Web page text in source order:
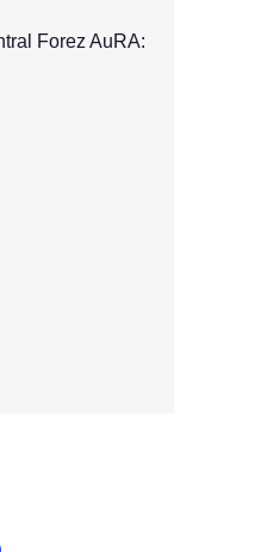
Forez AuRA: